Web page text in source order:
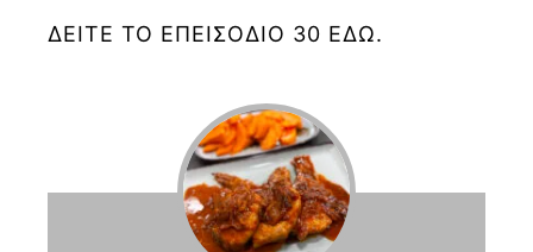
ΔΕΙΤΕ ΤΟ ΕΠΕΙΣΟΔΙΟ 30 ΕΔΩ.